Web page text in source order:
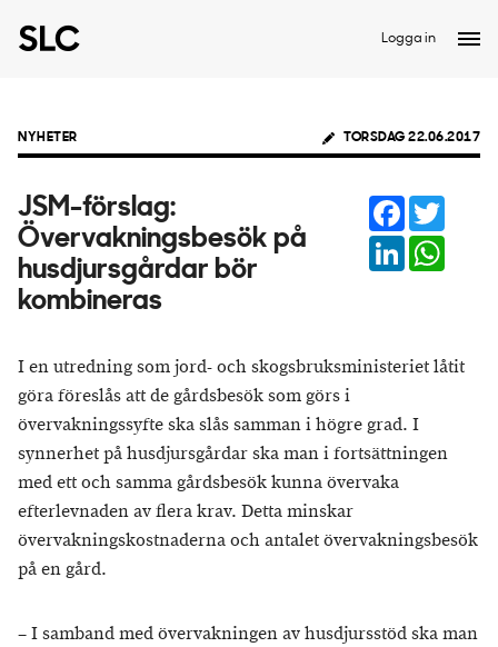
Logga in
NYHETER TORSDAG 22.06.2017
JSM-förslag:
Övervakningsbesök på
husdjursgårdar bör
kombineras
Facebook
LinkedIn
I en utredning som jord- och skogsbruksministeriet låtit
göra föreslås att de gårdsbesök som görs i
övervakningssyfte ska slås samman i högre grad. I
synnerhet på husdjursgårdar ska man i fortsättningen
med ett och samma gårdsbesök kunna övervaka
efterlevnaden av flera krav. Detta minskar
övervakningskostnaderna och antalet övervakningsbesök
på en gård.
– I samband med övervakningen av husdjursstöd ska man